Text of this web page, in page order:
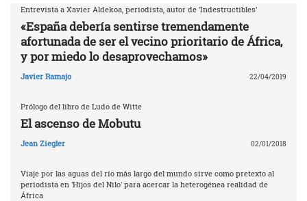
Entrevista a Xavier Aldekoa, periodista, autor de 'Indestructibles'
«España debería sentirse tremendamente
afortunada de ser el vecino prioritario de África,
y por miedo lo desaprovechamos»
Javier Ramajo 22/04/2019
Prólogo del libro de Ludo de Witte
El ascenso de Mobutu
Jean Ziegler 02/01/2018
Viaje por las aguas del río más largo del mundo sirve como pretexto al
periodista en 'Hijos del Nilo' para acercar la heterogénea realidad de
África